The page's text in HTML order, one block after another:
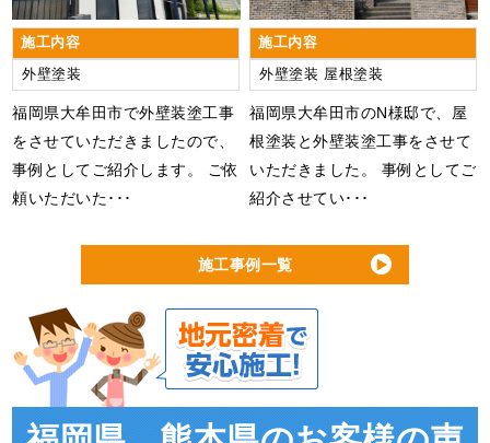
施工内容
外壁塗装
福岡県大牟田市で外壁装塗工事
をさせていただきましたので、
事例としてご紹介します。 ご依
頼いただいた･･･
施工内容
外壁塗装 屋根塗装
福岡県大牟田市のN様邸で、屋
根塗装と外壁装塗工事をさせて
いただきました。 事例としてご
紹介させてい･･･
施工事例一覧